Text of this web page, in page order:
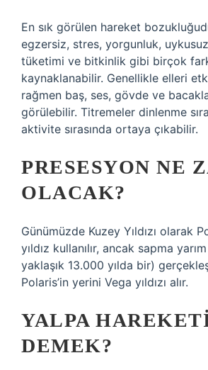
En sık görülen hareket
egzersiz, stres, yorgunluk,
tüketimi ve bitkinlik gibi birçok
kaynaklanabilir. Genellikle elleri
rağmen baş, ses, gövde ve
görülebilir. Titremeler dinlenme
aktivite sırasında ortaya çıkabilir.
PRESESYON NE
OLACAK?
Günümüzde Kuzey Yıldızı olarak
yıldız kullanılır, ancak sapma
yaklaşık 13.000 yılda bir)
Polaris’in yerini Vega yıldızı alır.
YALPA
DEMEK?